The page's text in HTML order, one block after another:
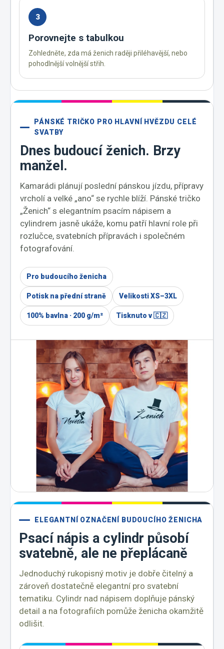
3
Porovnejte s tabulkou
Zohledněte, zda má ženich raději přiléhavější, nebo
pohodlnější volnější střih.
PÁNSKÉ TRIČKO PRO HLAVNÍ HVĚZDU CELÉ
SVATBY
Dnes budoucí ženich. Brzy
manžel.
Kamarádi plánují poslední pánskou jízdu, přípravy
vrcholí a velké „ano“ se rychle blíží. Pánské tričko
„Ženich“ s elegantním psacím nápisem a
cylindrem jasně ukáže, komu patří hlavní role při
rozlučce, svatebních přípravách i společném
fotografování.
Pro budoucího ženicha
Potisk na přední straně Velikosti XS–3XL
100% bavlna · 200 g/m² Tisknuto v 🇨🇿
ELEGANTNÍ OZNAČENÍ BUDOUCÍHO ŽENICHA
Psací nápis a cylindr působí
svatebně, ale ne přeplácaně
Jednoduchý rukopisný motiv je dobře čitelný a
zároveň dostatečně elegantní pro svatební
tematiku. Cylindr nad nápisem doplňuje pánský
detail a na fotografiích pomůže ženicha okamžitě
odlišit.